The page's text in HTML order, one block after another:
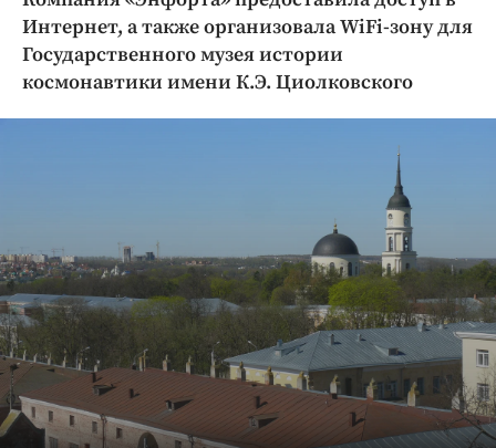
Культура
Недвижимость и ЖКХ
Образование
Происшествия
Спорт
Экономика и бизнес
ПРОЕКТЫ
Блоги
Издания
Интернет, а также организовала WiFi-зону для
Государственного музея истории
космонавтики имени К.Э. Циолковского